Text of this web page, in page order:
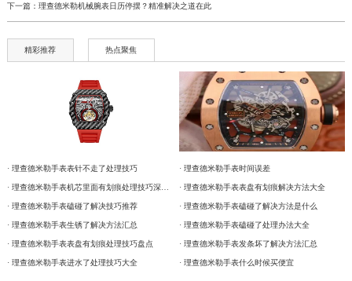
下一篇： 理查德米勒机械腕表日历停摆？精准解决之道在此
精彩推荐 热点聚焦
· 理查德米勒手表表针不走了处理技巧
· 理查德米勒手表机芯里面有划痕处理技巧深度解析
· 理查德米勒手表磕碰了解决技巧推荐
· 理查德米勒手表生锈了解决方法汇总
· 理查德米勒手表表盘有划痕处理技巧盘点
· 理查德米勒手表进水了处理技巧大全
· 理查德米勒手表时间误差
· 理查德米勒手表表盘有划痕解决方法大全
· 理查德米勒手表磕碰了解决方法是什么
· 理查德米勒手表磕碰了处理办法大全
· 理查德米勒手表发条坏了解决方法汇总
· 理查德米勒手表什么时候买便宜